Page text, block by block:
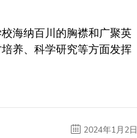
海纳百川的胸襟和广聚英
养、科学研究等方面发挥
2024年1月2日